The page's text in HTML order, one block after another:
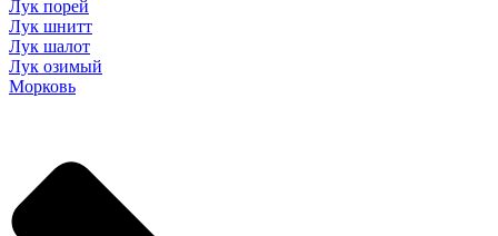
Лук порей
Лук шнитт
Лук шалот
Лук озимый
Морковь